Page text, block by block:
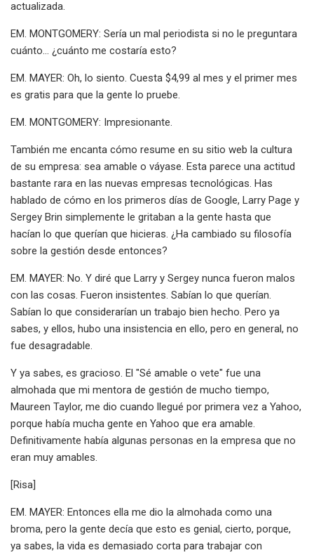
actualizada.
EM. MONTGOMERY: Sería un mal periodista si no le preguntara
cuánto... ¿cuánto me costaría esto?
EM. MAYER: Oh, lo siento. Cuesta $4,99 al mes y el primer mes
es gratis para que la gente lo pruebe.
EM. MONTGOMERY: Impresionante.
También me encanta cómo resume en su sitio web la cultura
de su empresa: sea amable o váyase. Esta parece una actitud
bastante rara en las nuevas empresas tecnológicas. Has
hablado de cómo en los primeros días de Google, Larry Page y
Sergey Brin simplemente le gritaban a la gente hasta que
hacían lo que querían que hicieras. ¿Ha cambiado su filosofía
sobre la gestión desde entonces?
EM. MAYER: No. Y diré que Larry y Sergey nunca fueron malos
con las cosas. Fueron insistentes. Sabían lo que querían.
Sabían lo que considerarían un trabajo bien hecho. Pero ya
sabes, y ellos, hubo una insistencia en ello, pero en general, no
fue desagradable.
Y ya sabes, es gracioso. El "Sé amable o vete" fue una
almohada que mi mentora de gestión de mucho tiempo,
Maureen Taylor, me dio cuando llegué por primera vez a Yahoo,
porque había mucha gente en Yahoo que era amable.
Definitivamente había algunas personas en la empresa que no
eran muy amables.
[Risa]
EM. MAYER: Entonces ella me dio la almohada como una
broma, pero la gente decía que esto es genial, cierto, porque,
ya sabes, la vida es demasiado corta para trabajar con